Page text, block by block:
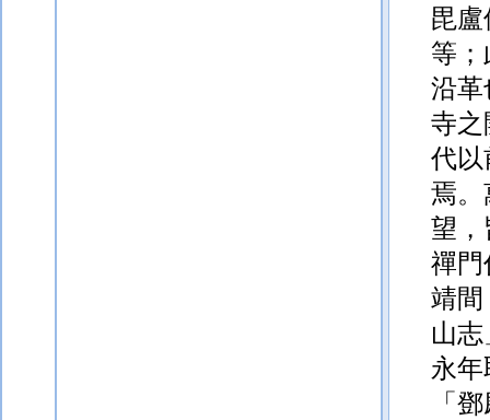
毘
等
沿革
寺之
代以
焉。
望，
禪門
靖間
山
永年
「